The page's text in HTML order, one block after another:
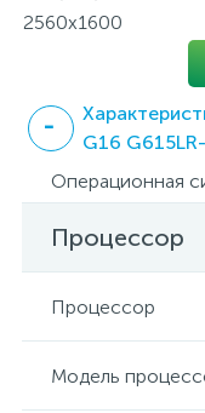
2560x1600
G16
Операционная
Процессор
Процессор
Модель